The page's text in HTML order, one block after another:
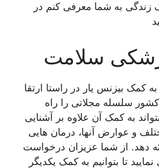
زندگی به شما معرفی کنم در
کمک بیزنس یار در راستا ارتقا
سلسله مجلاتی را راه
به کمک آن علاوه بر آشنایی
و عوارض آنها، درمان هایی
دهد. از شما عزیزان درخواست
تا بتوانیم به کمک یکدیگر